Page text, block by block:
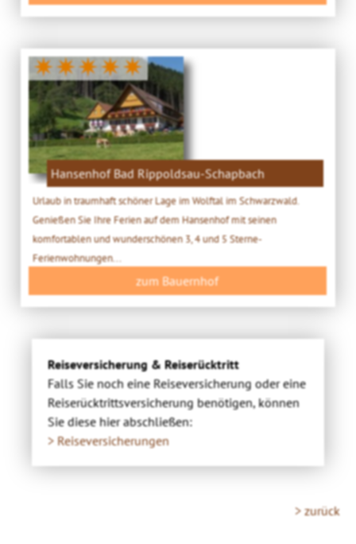
✷✷✷✷✷
Hansenhof Bad Rippoldsau-Schapbach
Urlaub in traumhaft schöner Lage im Wolftal im Schwarzwald.
Genießen Sie Ihre Ferien auf dem Hansenhof mit seinen
komfortablen und wunderschönen 3, 4 und 5 Sterne-
Ferienwohnungen...
zum Bauernhof
Reiseversicherung & Reiserücktritt
Falls Sie noch eine Reiseversicherung oder eine
Reiserücktrittsversicherung benötigen, können
Sie diese hier abschließen:
> Reiseversicherungen
> zurück